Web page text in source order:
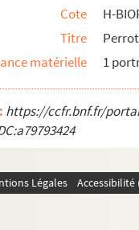
Cote
H-
Titre
Perrot
matérielle
1
https://ccfr.bnf.fr/
Légales